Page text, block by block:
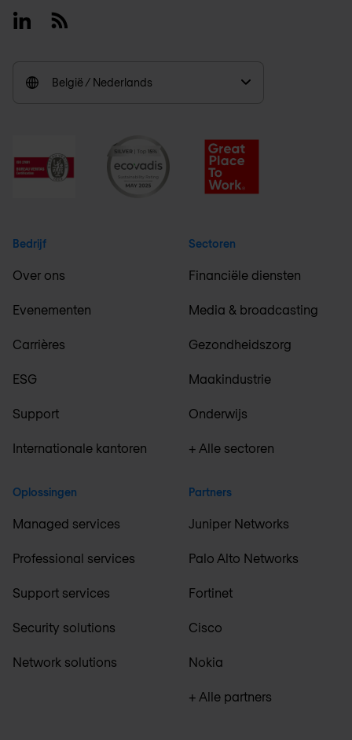
LinkedinRSS
België / Nederlands
Bedrijf
Over ons
Evenementen
Carrières
ESG
Support
Internationale kantoren
Oplossingen
Managed services
Professional services
Support services
Security solutions
Network solutions
Sectoren
Financiële diensten
Media & broadcasting
Gezondheidszorg
Maakindustrie
Onderwijs
+ Alle sectoren
Partners
Juniper Networks
Palo Alto Networks
Fortinet
Cisco
Nokia
+ Alle partners